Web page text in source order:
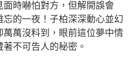
時嚇怕對方，但解開誤會
的一夜！子柏深深動心並幻
萬沒料到，眼前這位夢中情
不可告人的秘密。